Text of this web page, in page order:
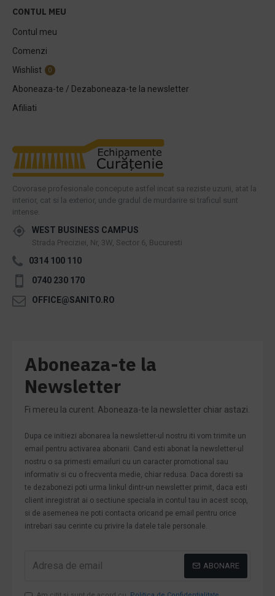
CONTUL MEU
Contul meu
Comenzi
Wishlist
0
Aboneaza-te / Dezaboneaza-te la newsletter
Afiliati
Covorase profesionale concepute astfel incat sa reziste uzurii, atat la
interior, cat si la exterior, unde gradul de murdarire si traficul sunt
intense.
WEST BUSINESS CAMPUS
Strada Preciziei, Nr, 3W, Sector 6, Bucuresti
0314 100 110
0740 230 170
OFFICE@SANITO.RO
Aboneaza-te la
Newsletter
Fi mereu la curent. Aboneaza-te la newsletter chiar astazi.
Dupa ce initiezi abonarea la newsletter-ul nostru iti vom trimite un
email pentru activarea abonarii. Cand esti abonat la newsletter-ul
nostru o sa primesti emailuri cu un caracter promotional sau
informativ si cu o frecventa medie, chiar redusa. Daca doresti sa
te dezabonezi poti urma linkul dintr-un newsletter primit, daca esti
client inregistrat ai o sectiune speciala in contul tau in acest scop,
si de asemenea ne poti contacta oricand pe email pentru orice
intrebari sau cerinte cu privire la datele tale personale.
ABONARE